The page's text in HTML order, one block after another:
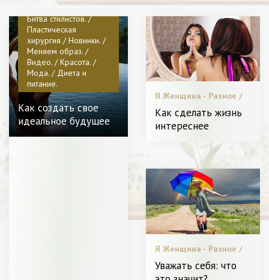
Мода. / Диета и
питание.
Леди в Тренде. /
Битва стилистов. /
Пластическая
хирургия / Новинки. /
Меняем образ. /
Видео. / Красота. /
Мода. / Диета и
питание.
Как создать свое
идеальное будущее
Я Женщина - Разное /
Битва стилистов. /
Пластическая хирургия
/ Новинки. / Меняем
Красота. / Мода.
Как сделать жизнь
интереснее
Я Женщина - Разное /
Звездный стиль. / С чем
носить. / Битва
Уважать себя: что